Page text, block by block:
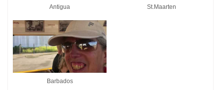
Antigua St.Maarten
Barbados